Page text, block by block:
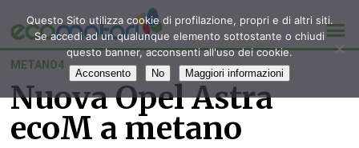
METANO4
Nuova Opel Astra
ecoM a metano
Questo Sito utilizza cookie di profilazione, propri e di altri siti.
Se accedi ad un qualunque elemento sottostante o chiudi
questo banner, acconsenti all'uso dei cookie.
Acconsento No Maggiori informazioni